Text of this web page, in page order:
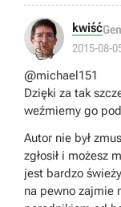
zachowania na
przyszłości
o bardziej
- Co do strzelania
maksymalnych
przeciwnika
zada większe
na tam dużo
Sprawia to, że
odbije się od
elementy,
👍
kwiść
2015-08-
@michael151
Dzięki za tak
weźmiemy go
Autor nie był
zgłosił i możesz
jest bardzo
na pewno zajmie